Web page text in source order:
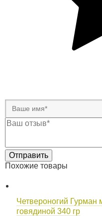
Похожие товары
Четвероногий Гурман
говядиной 340 гр